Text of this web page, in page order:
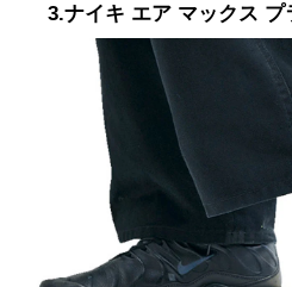
3.ナイキ エア マックス